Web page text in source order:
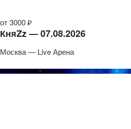
от 3000 ₽
КняZz — 07.08.2026
Москва — Live Арена